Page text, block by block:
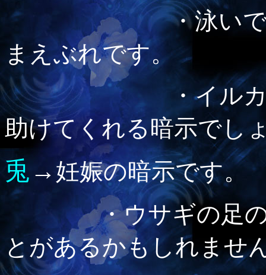
・泳いでる
まえぶれです。
・イルカに乗る
助けてくれる暗示でし
兎 → 妊娠の暗示です。
・ウサギの足の
とがあるかもしれませ